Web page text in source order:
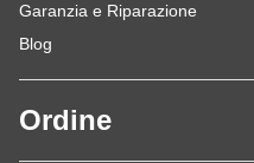
Garanzia e Riparazione
Blog
Ordine